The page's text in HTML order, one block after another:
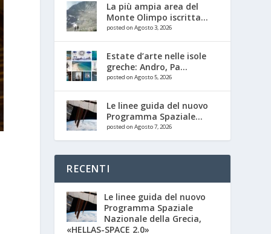
La più ampia area del
Monte Olimpo iscritta...
posted on Agosto 3, 2026
Estate d’arte nelle isole
greche: Andro, Pa...
posted on Agosto 5, 2026
Le linee guida del nuovo
Programma Spaziale...
posted on Agosto 7, 2026
RECENTI
Le linee guida del nuovo
Programma Spaziale
Nazionale della Grecia,
«HELLAS-SPACE 2.0»